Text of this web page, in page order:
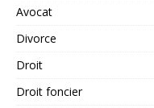
Avocat
Divorce
Droit
Droit foncier